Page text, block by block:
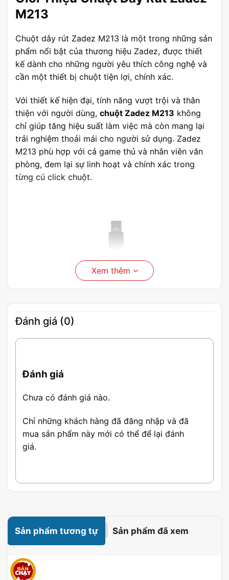
M213
Chuột dây rút Zadez M213 là một trong những sản
phẩm nổi bật của thương hiệu Zadez, được thiết
kế dành cho những người yêu thích công nghệ và
cần một thiết bị chuột tiện lợi, chính xác.
Với thiết kế hiện đại, tính năng vượt trội và thân
thiện với người dùng, chuột Zadez M213 không
chỉ giúp tăng hiệu suất làm việc mà còn mang lại
trải nghiệm thoải mái cho người sử dụng. Zadez
M213 phù hợp với cả game thủ và nhân viên văn
phòng, đem lại sự linh hoạt và chính xác trong
từng cú click chuột.
Độ phân giải: 1000 DPI
Cảm biến: Pixart
Đặc Điểm Chuột Zadez M213
1. Độ Chính Xác Cao
Xem thêm
Đánh giá (0)
Đánh giá
Chưa có đánh giá nào.
Chỉ những khách hàng đã đăng nhập và đã
mua sản phẩm này mới có thể để lại đánh
giá.
Sản phẩm tương tự Sản phẩm đã xem